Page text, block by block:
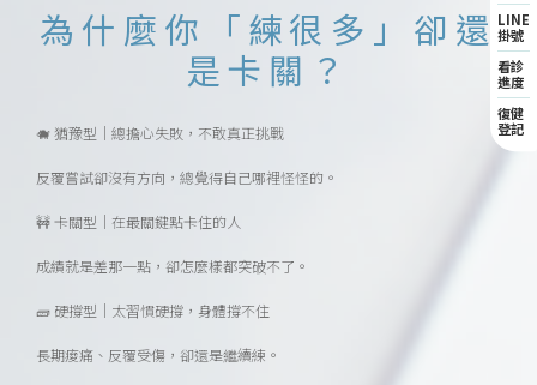
為什麼你「練很多」卻還
是卡關？
🐗 猶豫型｜總擔心失敗，不敢真正挑戰
反覆嘗試卻沒有方向，總覺得自己哪裡怪怪的。
🚧 卡關型｜在最關鍵點卡住的人
成績就是差那一點，卻怎麼樣都突破不了。
🧱 硬撐型｜太習慣硬撐，身體撐不住
長期痠痛、反覆受傷，卻還是繼續練。
LINE
掛號
看診
進度
復健
登記